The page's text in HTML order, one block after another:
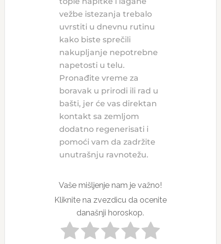
vežbe istezanja trebalo
uvrstiti u dnevnu rutinu
kako biste sprečili
nakupljanje nepotrebne
napetosti u telu.
Pronađite vreme za
boravak u prirodi ili rad u
bašti, jer će vas direktan
kontakt sa zemljom
dodatno regenerisati i
pomoći vam da zadržite
unutrašnju ravnotežu.
Vaše mišljenje nam je važno!
Kliknite na zvezdicu da ocenite
današnji horoskop.